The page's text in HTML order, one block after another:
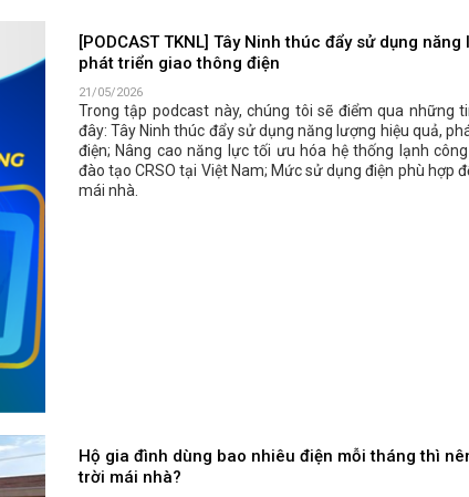
[PODCAST TKNL] Tây Ninh thúc đẩy sử dụng
phát triển giao thông điện
21/05/2026
Trong tập podcast này, chúng tôi sẽ điểm qua những
đây: Tây Ninh thúc đẩy sử dụng năng lượng hiệu quả,
điện; Nâng cao năng lực tối ưu hóa hệ thống lạnh
đào tạo CRSO tại Việt Nam; Mức sử dụng điện phù hợp
mái nhà.
Hộ gia đình dùng bao nhiêu điện mỗi tháng thì
trời mái nhà?